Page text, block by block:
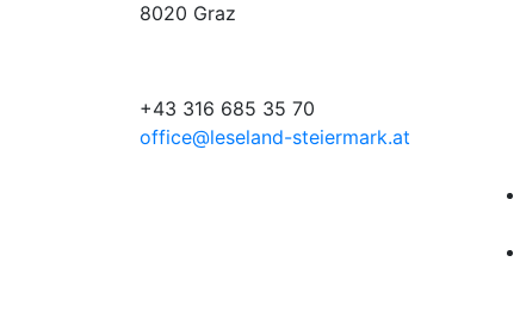
8020 Graz
+43 316 685 35 70
office@leseland-steiermark.at